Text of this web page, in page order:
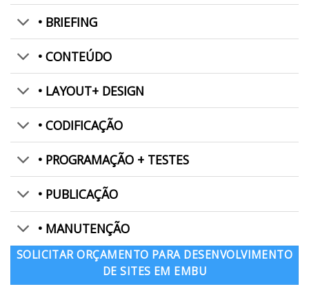
• BRIEFING
• CONTEÚDO
• LAYOUT+ DESIGN
• CODIFICAÇÃO
• PROGRAMAÇÃO + TESTES
• PUBLICAÇÃO
• MANUTENÇÃO
SOLICITAR ORÇAMENTO PARA DESENVOLVIMENTO
DE SITES EM EMBU